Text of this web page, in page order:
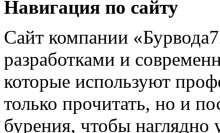
Навигация по сайту
Сайт компании
разработками и
которые используют
только прочитать, но и
бурения, чтобы наглядно